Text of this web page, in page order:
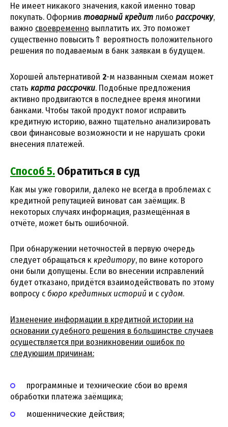
Не имеет никакого значения, какой именно товар
покупать. Оформивтоварный кредитлибо рассрочку,
важно своевременно выплатить их. Это поможет
существенно повысить⇑ вероятность положительного
решения по подаваемым в банк заявкам в будущем.
Хорошей альтернативой 2-м названным схемам может
стать карта рассрочки. Подобные предложения
активно продвигаются в последнее время многими
банками. Чтобы такой продукт помог исправить
кредитную историю, важно тщательно анализировать
свои финансовые возможности и не нарушать сроки
внесения платежей.
Способ 5.Обратиться в суд
Как мы уже говорили, далеко не всегда в проблемах с
кредитной репутацией виноват сам заёмщик. В
некоторых случаях информация, размещённая в
отчёте, может быть ошибочной.
При обнаружении неточностей в первую очередь
следует обращаться ккредитору, по вине которого
они были допущены. Если во внесении исправлений
будет отказано, придётся взаимодействовать по этому
вопросу с бюро кредитных историй и ссудом.
Изменение информации в кредитной истории на
основании судебного решения в большинстве случаев
осуществляется при возникновении ошибок по
следующим причинам:
программные и технические сбои во время
обработки платежа заёмщика;
мошеннические действия;